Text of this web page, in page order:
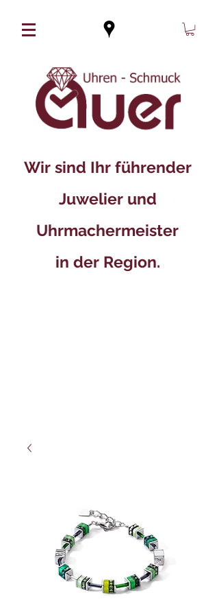
Wir sind Ihr führender
Juwelier und
Uhrmachermeister
in der Region.​